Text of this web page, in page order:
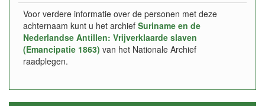
Voor verdere informatie over de personen met deze
achternaam kunt u het archief Suriname en de
Nederlandse Antillen: Vrijverklaarde slaven
(Emancipatie 1863) van het Nationale Archief
raadplegen.